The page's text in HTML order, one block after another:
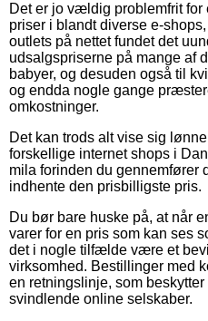
Det er jo vældig problemfrit for
priser i blandt diverse e-
outlets på nettet fundet det
udsalgspriserne på mange af
babyer, og desuden også til
og endda nogle gange
omkostninger.
Det kan trods alt vise sig
forskellige internet shops i
mila forinden du gennemfører
indhente den prisbilligste pris.
Du bør bare huske på, at når
varer for en pris som kan ses
det i nogle tilfælde være et
virksomhed. Bestillinger med
en retningslinje, som
svindlende online selskaber.